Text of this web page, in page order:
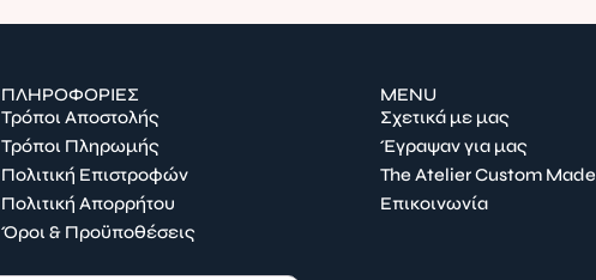
ΠΛΗΡΟΦΟΡΙΕΣ
Τρόποι Αποστολής
Τρόποι Πληρωμής
Πολιτική Επιστροφών
Πολιτική Απορρήτου
Όροι & Προϋποθέσεις
MENU
Σχετικά με μας
Έγραψαν για μας
The Atelier Custom Made
Επικοινωνία